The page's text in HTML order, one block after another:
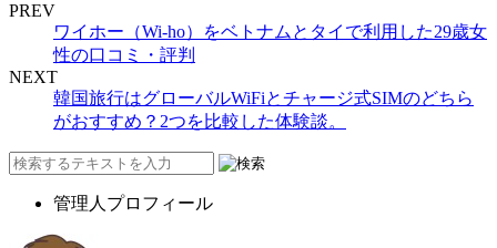
PREV
ワイホー（Wi-ho）をベトナムとタイで利用した29歳女
性の口コミ・評判
NEXT
韓国旅行はグローバルWiFiとチャージ式SIMのどちら
がおすすめ？2つを比較した体験談。
管理人プロフィール